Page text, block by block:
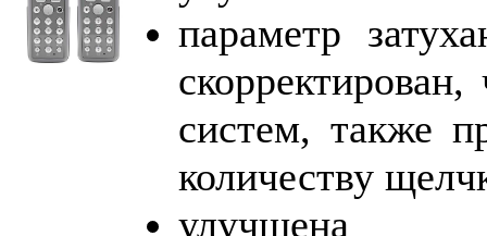
параметр
систем, также
количеству
улучшена